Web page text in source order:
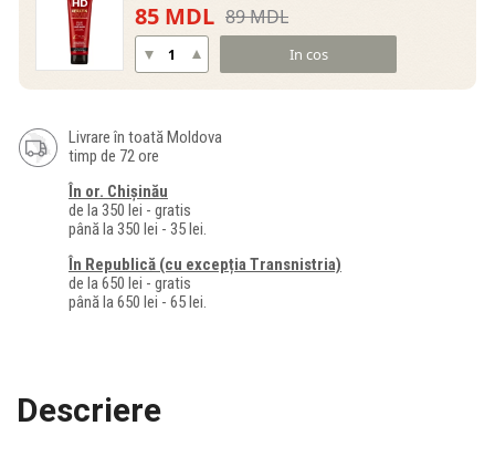
85 MDL 89 MDL
In cos
Livrare în toată Moldova
timp de 72 ore
În or. Chișinău
de la 350 lei - gratis
până la 350 lei - 35 lei.
În Republică (cu excepția Transnistria)
de la 650 lei - gratis
până la 650 lei - 65 lei.
Descriere